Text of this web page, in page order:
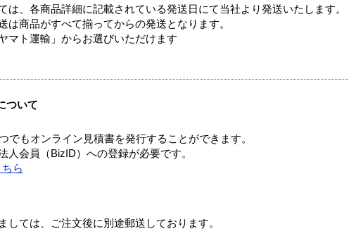
は、各商品詳細に記載されている発送日にて当社より発送いたします。
は商品がすべて揃ってからの発送となります。
マト運輸」からお選びいただけます
ついて
でもオンライン見積書を発行することができます。
会員（BizID）への登録が必要です。
ら
しては、ご注文後に別途郵送しております。